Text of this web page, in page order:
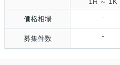
価格相場 -
募集件数 -